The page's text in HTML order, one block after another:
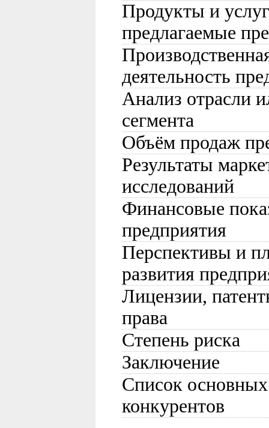
Продукты и
предлагаемые
деятельность
Анализ отрасли
сегмента
Объём продаж
Результаты
исследований
Финансовые
предприятия
Перспективы и
развития
Лицензии,
права
Степень риска
Заключение
Список
конкурентов